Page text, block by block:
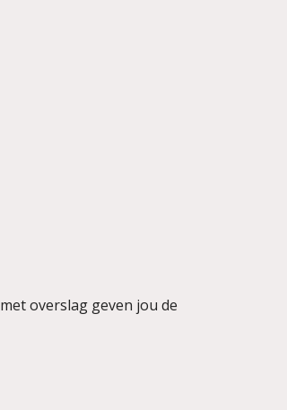
overslag geven jou de